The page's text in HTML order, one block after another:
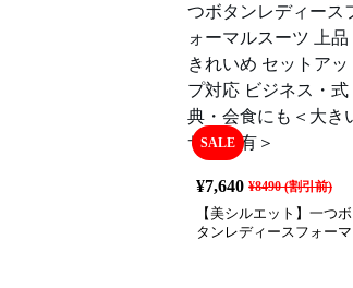
SALE
¥7,640 ¥8490(割引前)
【美シルエット】一つボ
タンレディースフォーマ